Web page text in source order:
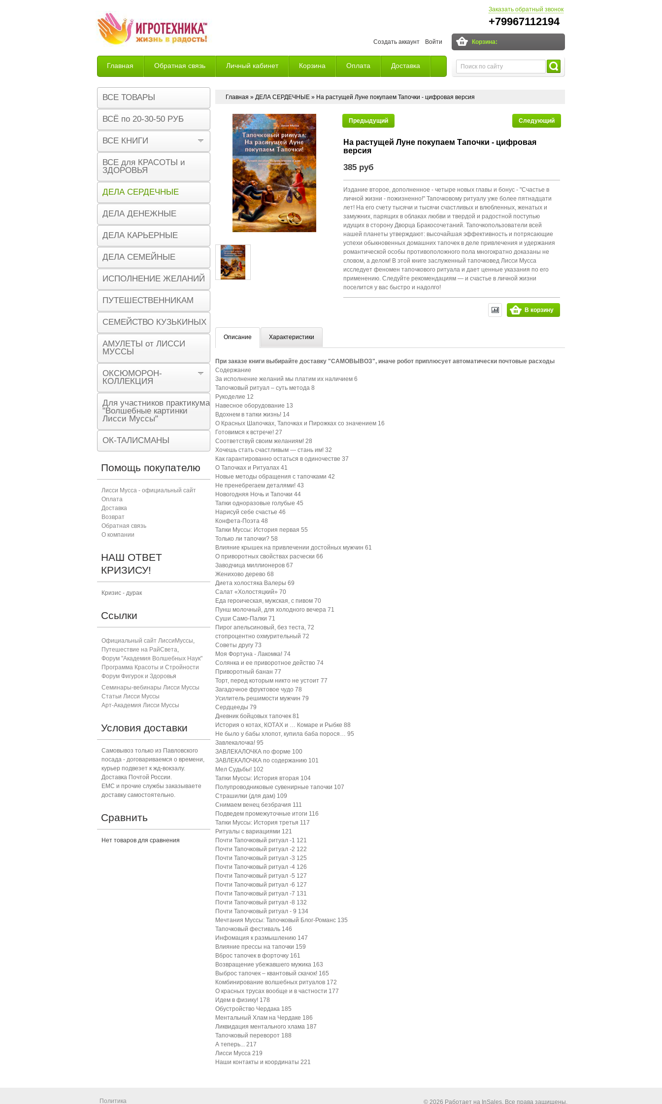
Заказать обратный звонок
+79967112194
Создать аккаунт Войти
Главная Обратная связь Личный кабинет Корзина Оплата Доставка
Возврат
Корзина:
Главная » ДЕЛА СЕРДЕЧНЫЕ » На растущей Луне покупаем Тапочки - цифровая версия
Предыдущий Следующий
На растущей Луне покупаем Тапочки - цифровая
версия
385 руб
Издание второе, дополненное - четыре новых главы и бонус - "Счастье в
личной жизни - пожизненно!" Тапочковому ритуалу уже более пятнадцати
лет! На его счету тысячи и тысячи счастливых и влюбленных, женатых и
замужних, парящих в облаках любви и твердой и радостной поступью
идущих в сторону Дворца Бракосочетаний. Тапочкопользователи всей
нашей планеты утверждают: высочайшая эффективность и потрясающие
успехи обыкновенных домашних тапочек в деле привлечения и удержания
романтической особы противоположного пола многократно доказаны не
словом, а делом! В этой книге заслуженный тапочковед Лисси Мусса
исследует феномен тапочкового ритуала и дает ценные указания по его
применению. Следуйте рекомендациям — и счастье в личной жизни
поселится у вас быстро и надолго!
В корзину
Описание Характеристики
При заказе книги выбирайте доставку "САМОВЫВОЗ", иначе робот приплюсует автоматически почтовые расходы
Содержание
За исполнение желаний мы платим их наличием 6
Тапочковый ритуал – суть метода 8
Рукоделие 12
Навесное оборудование 13
Вдохнем в тапки жизнь! 14
О Красных Шапочках, Тапочках и Пирожках со значением 16
Готовимся к встрече! 27
Соответствуй своим желаниям! 28
Хочешь стать счастливым — стань им! 32
Как гарантированно остаться в одиночестве 37
О Тапочках и Ритуалах 41
Новые методы обращения с тапочками 42
Не пренебрегаем деталями! 43
Новогодняя Ночь и Тапочки 44
Тапки одноразовые голубые 45
Нарисуй себе счастье 46
Конфета-Поэта 48
Тапки Муссы: История первая 55
Только ли тапочки? 58
Влияние крышек на привлечении достойных мужчин 61
О приворотных свойствах расчески 66
Заводчица миллионеров 67
Женихово дерево 68
Диета холостяка Валеры 69
Салат «Холостяцкий» 70
Еда героическая, мужская, с пивом 70
Пунш молочный, для холодного вечера 71
Суши Само-Палки 71
Пирог апельсиновый, без теста, 72
стопроцентно охмурительный 72
Советы другу 73
Моя Фортуна - Лакомка! 74
Солянка и ее приворотное действо 74
Приворотный банан 77
Торт, перед которым никто не устоит 77
Загадочное фруктовое чудо 78
Усилитель решимости мужчин 79
Сердцееды 79
Дневник бойцовых тапочек 81
История о котах, КОТАХ и … Комаре и Рыбке 88
Не было у бабы хлопот, купила баба порося… 95
Завлекалочка! 95
ЗАВЛЕКАЛОЧКА по форме 100
ЗАВЛЕКАЛОЧКА по содержанию 101
Мел Судьбы! 102
Тапки Муссы: История вторая 104
Полупроводниковые сувенирные тапочки 107
Страшилки (для дам) 109
Снимаем венец безбрачия 111
Подведем промежуточные итоги 116
Тапки Муссы: История третья 117
Ритуалы с вариациями 121
Почти Тапочковый ритуал -1 121
Почти Тапочковый ритуал -2 122
Почти Тапочковый ритуал -3 125
Почти Тапочковый ритуал -4 126
Почти Тапочковый ритуал -5 127
Почти Тапочковый ритуал -6 127
Почти Тапочковый ритуал -7 131
Почти Тапочковый ритуал -8 132
Почти Тапочковый ритуал - 9 134
Мечтания Муссы: Тапочковый Блог-Романс 135
Тапочковый фестиваль 146
Инфомация к размышлению 147
Влияние прессы на тапочки 159
Вброс тапочек в форточку 161
Возвращение убежавшего мужика 163
Выброс тапочек – квантовый скачок! 165
Комбинирование волшебных ритуалов 172
О красных трусах вообще и в частности 177
Идем в физику! 178
Обустройство Чердака 185
Ментальный Хлам на Чердаке 186
Ликвидация ментального хлама 187
Тапочковый переворот 188
А теперь... 217
Лисси Мусса 219
Наши контакты и координаты 221
ВСЕ ТОВАРЫ
ВСЁ по 20-30-50 РУБ
ВСЕ КНИГИ
ВСЕ для КРАСОТЫ и
ЗДОРОВЬЯ
ДЕЛА СЕРДЕЧНЫЕ
ДЕЛА ДЕНЕЖНЫЕ
ДЕЛА КАРЬЕРНЫЕ
ДЕЛА СЕМЕЙНЫЕ
ИСПОЛНЕНИЕ ЖЕЛАНИЙ
ПУТЕШЕСТВЕННИКАМ
СЕМЕЙСТВО КУЗЬКИНЫХ
АМУЛЕТЫ от ЛИССИ
МУССЫ
ОКСЮМОРОН-
КОЛЛЕКЦИЯ
Для участников практикума
"Волшебные картинки
Лисси Муссы"
ОК-ТАЛИСМАНЫ
Помощь покупателю
Лисси Мусса - официальный сайт
Оплата
Доставка
Возврат
Обратная связь
О компании
НАШ ОТВЕТ
КРИЗИСУ!
Кризис - дурак
Ссылки
Официальный сайт ЛиссиМуссы,
Путешествие на РайСвета,
Форум "Академия Волшебных Наук"
Программа Красоты и Стройности
Форум Фигурок и Здоровья
Семинары-вебинары Лисси Муссы
Статьи Лисси Муссы
Арт-Академия Лисси Муссы
Условия доставки
Самовывоз только из Павловского
посада - договариваемся о времени,
курьер подвезет к жд-вокзалу.
Доставка Почтой России.
ЕМС и прочие службы заказываете
доставку самостоятельно.
Сравнить
Нет товаров для сравнения
Политика © 2026 Работает на InSales. Все права защищены.